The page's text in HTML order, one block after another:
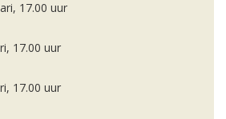
17.00 uur
17.00 uur
17.00 uur